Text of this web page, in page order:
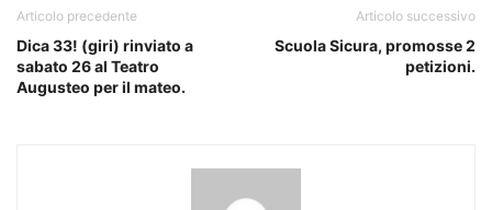
Articolo precedente
Dica 33! (giri) rinviato a
sabato 26 al Teatro
Augusteo per il mateo.
Articolo successivo
Scuola Sicura, promosse 2
petizioni.